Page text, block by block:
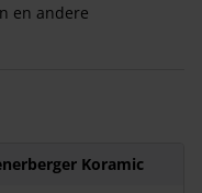
en andere
wordt de pan vaak
Koramic